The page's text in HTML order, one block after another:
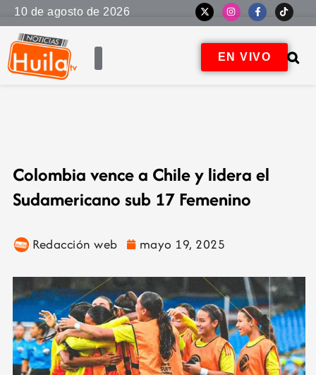
10 de agosto de 2026
EN VIVO
Colombia vence a Chile y lidera el
Sudamericano sub 17 Femenino
Redacción web mayo 19, 2025